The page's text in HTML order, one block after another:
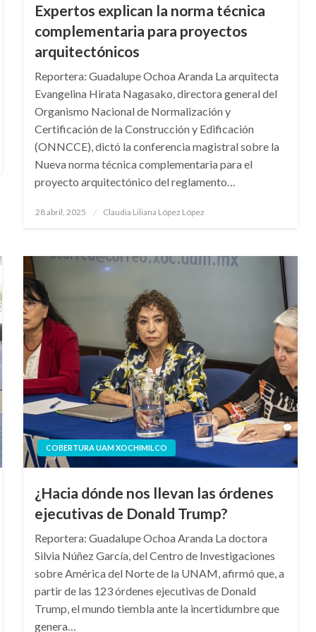
Expertos explican la norma técnica
complementaria para proyectos
arquitectónicos
Reportera: Guadalupe Ochoa Aranda La arquitecta
Evangelina Hirata Nagasako, directora general del
Organismo Nacional de Normalización y
Certificación de la Construcción y Edificación
(ONNCCE), dictó la conferencia magistral sobre la
Nueva norma técnica complementaria para el
proyecto arquitectónico del reglamento…
Publicado
28 abril, 2025 Claudia Liliana López López
COBERTURA UAM XOCHIMILCO
¿Hacia dónde nos llevan las órdenes
ejecutivas de Donald Trump?
Reportera: Guadalupe Ochoa Aranda La doctora
Silvia Núñez García, del Centro de Investigaciones
sobre América del Norte de la UNAM, afirmó que, a
partir de las 123 órdenes ejecutivas de Donald
Trump, el mundo tiembla ante la incertidumbre que
genera…